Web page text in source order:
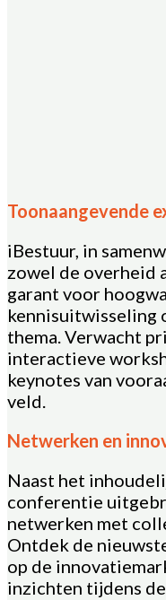
Toonaangevende
iBestuur, in
zowel de overheid
garant voor
kennisuitwisseling
thema. Verwacht
interactieve
keynotes van
veld.
Netwerken en
Naast het
conferentie
netwerken met
Ontdek de
op de
inzichten tijdens